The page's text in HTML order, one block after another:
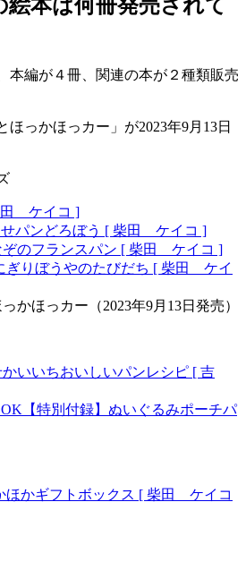
本は何冊発売されて
本編が４冊、関連の本が２種類販売
ほっかほっカー」が2023年9月13日
田 ケイコ ]
せパンどろぼう [ 柴田 ケイコ ]
ぞのフランスパン [ 柴田 ケイコ ]
ぎりぼうやのたびだち [ 柴田 ケイ
かほっカー（2023年9月13日発売）
いいちおいしいパンレシピ [ 吉
【特別付録】ぬいぐるみポーチパ
ほかギフトボックス [ 柴田 ケイコ